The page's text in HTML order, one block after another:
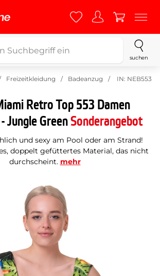
suchen
Freizeitkleidung Badeanzug IN: NEB553
Retro Top 553 Damen
Jungle GreenSonderangebot
und sexy am Pool oder am Strand!
doppelt gefüttertes Material, das nicht
durchscheint. mehr